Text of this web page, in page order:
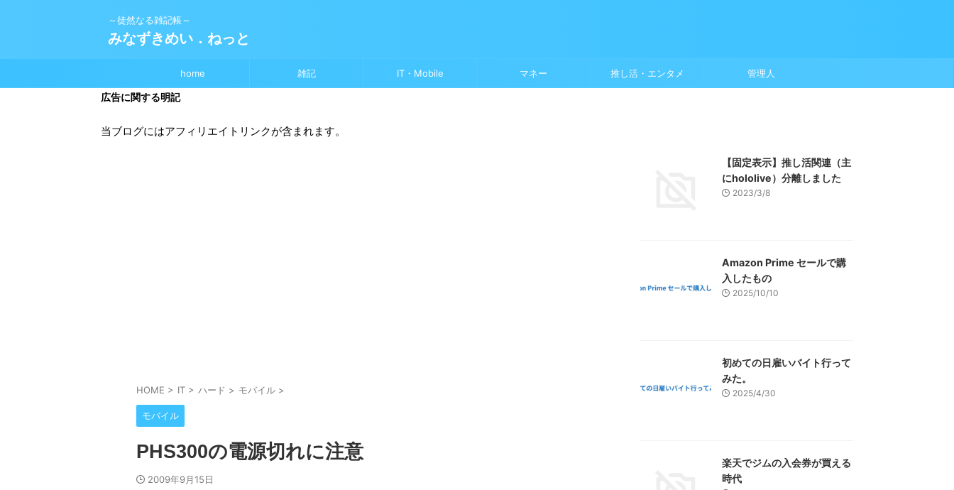
～徒然なる雑記帳～
みなずきめい．ねっと
home 雑記 IT・Mobile マネー 推し活・エンタメ 管理人
広告に関する明記
当ブログにはアフィリエイトリンクが含まれます。
HOME > IT > ハード > モバイル >
モバイル
PHS300の電源切れに注意
2009年9月15日
【固定表示】推し活関連（主
にhololive）分離しました
2023/3/8
Amazon Prime セールで購
入したもの
2025/10/10
初めての日雇いバイト行って
みた。
2025/4/30
楽天でジムの入会券が買える
時代